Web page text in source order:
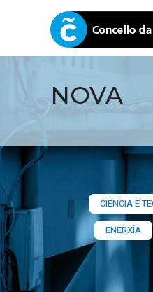
NOVA
CIENCIA E
ENERXÍA